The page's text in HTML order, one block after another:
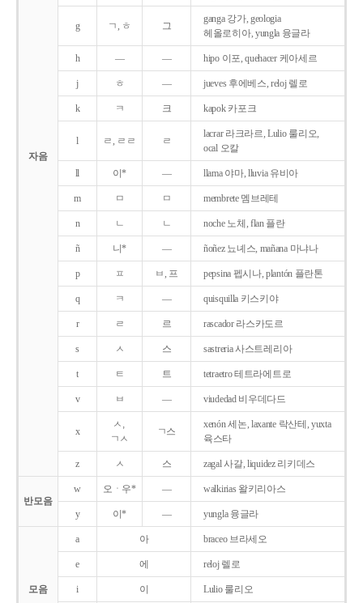
자음
g ㄱ, ㅎ 그
ganga 강가, geologia
헤올로히아, yungla 융글라
h ― ― hipo 이포, quehacer 케아세르
j ㅎ ― jueves 후에베스, reloj 렐로
k ㅋ 크 kapok 카포크
l ㄹ, ㄹㄹ ㄹ
lacrar 라크라르, Lulio 룰리오,
ocal 오칼
ll 이* ― llama 야마, lluvia 유비아
m ㅁ ㅁ membrete 멤브레테
n ㄴ ㄴ noche 노체, flan 플란
ñ 니* ― ñoñez 뇨녜스, mañana 마냐나
p ㅍ ㅂ, 프 pepsina 펩시나, plantón 플란톤
q ㅋ ― quisquilla 키스키야
r ㄹ 르 rascador 라스카도르
s ㅅ 스 sastreria 사스트레리아
t ㅌ 트 tetraetro 테트라에트로
v ㅂ ― viudedad 비우데다드
x
ㅅ,
ㄱㅅ
ㄱ스
xenón 세논, laxante 락산테, yuxta
육스타
z ㅅ 스 zagal 사갈, liquidez 리키데스
반모음
w 오ㆍ우* ― walkirias 왈키리아스
y 이* ― yungla 융글라
모음
a 아 braceo 브라세오
e 에 reloj 렐로
i 이 Lulio 룰리오